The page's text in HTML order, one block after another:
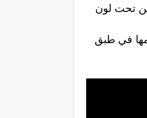
تحت لون
في طبق